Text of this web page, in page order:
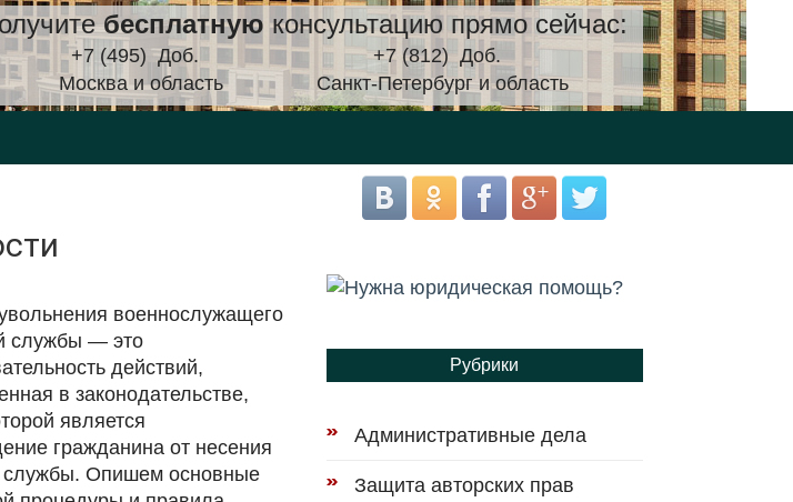
бесплатную консультацию прямо сейчас:
+7 (495)Доб.
Москва и область
+7 (812)Доб.
Санкт-Петербург и область
военнослужащего
службы — это
действий,
в законодательстве,
является
гражданина от несения
службы. Опишем основные
Рубрики
Административные дела
Защита авторских прав